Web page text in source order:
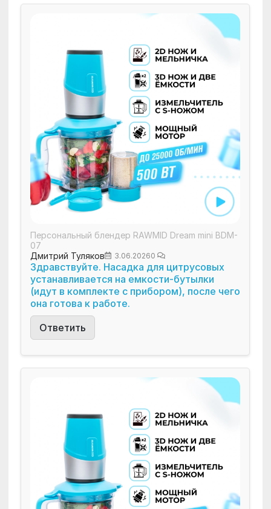
Персональный блендер RAWMID Dream mini BDM-
07
Дмитрий Туляков
3.06.20260
Здравствуйте. Насадка для цитрусовых
устанавливается на емкости-бутылки
(идут в комплекте с прибором), после чего
она готова к работе.
Ответить